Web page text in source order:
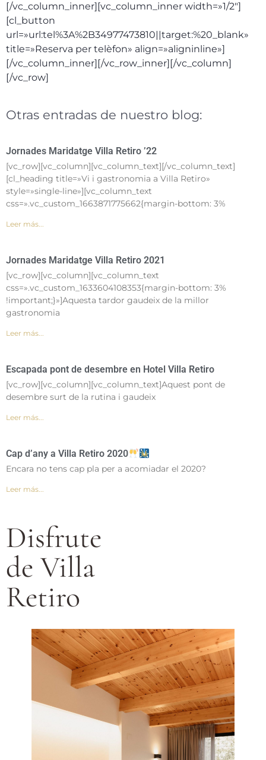
[/vc_column_inner][vc_column_inner width=»1/2″]
[cl_button
url=»url:tel%3A%2B34977473810||target:%20_blank»
title=»Reserva per telèfon» align=»aligninline»]
[/vc_column_inner][/vc_row_inner][/vc_column]
[/vc_row]
Otras entradas de nuestro blog:
Jornades Maridatge Villa Retiro ’22
[vc_row][vc_column][vc_column_text][/vc_column_text]
[cl_heading title=»Vi i gastronomia a Villa Retiro»
style=»single-line»][vc_column_text
css=».vc_custom_1663871775662{margin-bottom: 3%
Leer más...
Jornades Maridatge Villa Retiro 2021
[vc_row][vc_column][vc_column_text
css=».vc_custom_1633604108353{margin-bottom: 3%
!important;}»]Aquesta tardor gaudeix de la millor
gastronomia
Leer más...
Escapada pont de desembre en Hotel Villa Retiro
[vc_row][vc_column][vc_column_text]Aquest pont de
desembre surt de la rutina i gaudeix
Leer más...
Cap d’any a Villa Retiro 2020
Encara no tens cap pla per a acomiadar el 2020?
Leer más...
Disfrute
de Villa
Retiro